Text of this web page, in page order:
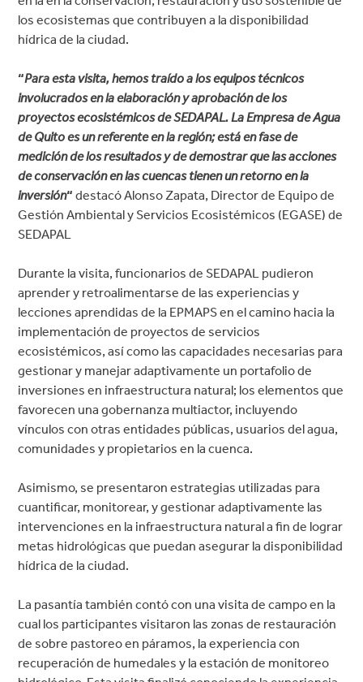
los ecosistemas que contribuyen a la disponibilidad
hídrica de la ciudad.
“Para esta visita, hemos traído a los equipos técnicos
involucrados en la elaboración y aprobación de los
proyectos ecosistémicos de SEDAPAL. La Empresa de Agua
de Quito es un referente en la región; está en fase de
medición de los resultados y de demostrar que las acciones
de conservación en las cuencas tienen un retorno en la
inversión“ destacó Alonso Zapata, Director de Equipo de
Gestión Ambiental y Servicios Ecosistémicos (EGASE) de
SEDAPAL
Durante la visita, funcionarios de SEDAPAL pudieron
aprender y retroalimentarse de las experiencias y
lecciones aprendidas de la EPMAPS en el camino hacia la
implementación de proyectos de servicios
ecosistémicos, así como las capacidades necesarias para
gestionar y manejar adaptivamente un portafolio de
inversiones en infraestructura natural; los elementos que
favorecen una gobernanza multiactor, incluyendo
vínculos con otras entidades públicas, usuarios del agua,
comunidades y propietarios en la cuenca.
Asimismo, se presentaron estrategias utilizadas para
cuantificar, monitorear, y gestionar adaptivamente las
intervenciones en la infraestructura natural a fin de lograr
metas hidrológicas que puedan asegurar la disponibilidad
hídrica de la ciudad.
La pasantía también contó con una visita de campo en la
cual los participantes visitaron las zonas de restauración
de sobre pastoreo en páramos, la experiencia con
recuperación de humedales y la estación de monitoreo